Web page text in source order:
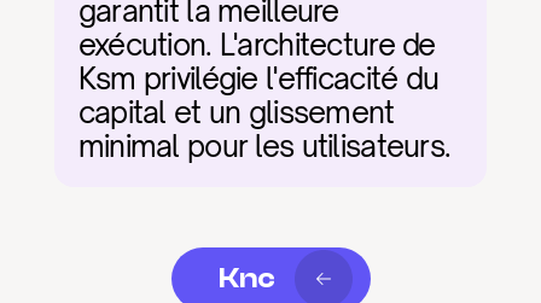
garantit la meilleure
exécution. L'architecture de
Ksm privilégie l'efficacité du
capital et un glissement
minimal pour les utilisateurs.
Knc